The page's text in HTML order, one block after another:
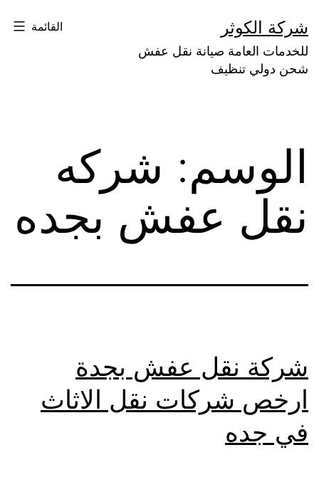
إلى
المحتوى
شركة الكوثر
للخدمات العامة صيانة نقل عفش
شحن دولي تنظيف
القائمة
الوسم: شركه
نقل عفش بجده
شركة نقل عفش بجدة
ارخص شركات نقل الاثاث
في جده